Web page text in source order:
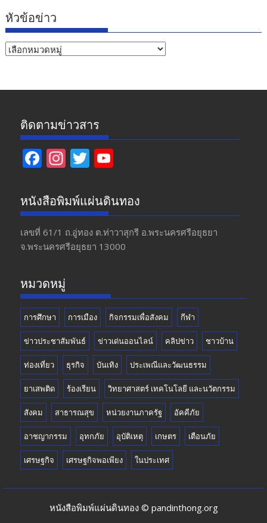
หัวข้อข่าว
หัวข้อ
ติดตามข่าวสาร
F
e
b
o
o
In
a
gr
a
m
T
itt
er
u
T
u
b
หนังสือพิมพ์แผ่นดินทอง
เลขที่ 61/1 ถ.อู่ทอง​ ต.​ท่าวาสุกรี​ อ.พระนครศรีอยุธยา​
จ.พระนครศรีอยุธยา 13000
หมวดหมู่
การศึกษา การเมือง กิจกรรมเพื่อสังคม กีฬา
ข่าวประชาสัมพันธ์ ข่าวเด่นออนไลน์ คลิปข่าว ชาวบ้าน
ท่องเที่ยว ธุรกิจ บันเทิง ประเพณีและวัฒนธรรม
ยาเสพติด ร้องเรียน วิทยาศาสตร์ เทคโนโลยี และนวัตกรรม
สังคม สาธารณสุข หน่วยงานภาครัฐ อัคคีภัย
อาชญากรรม อุทกภัย อุบัติเหตุ เกษตร เตือนภัย
เศรษฐกิจ เศรษฐกิจพอเพียง ในประเทศ
หนังสือพิมพ์แผ่นดินทอง © pandinthong.org